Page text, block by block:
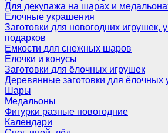
Для декупажа на шарах и
Ёлочные украшения
Заготовки для новогодних игрушек,
подарков
Емкости для снежных шаров
Ёлочки и конусы
Заготовки для ёлочных игрушек
Деревянные заготовки для ёлочных
Шары
Медальоны
Фигурки разные новогодние
Календари